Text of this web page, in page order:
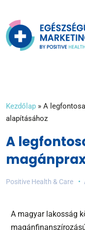
Kezdőlap » A
alapításához
A
Positive Health & Care
A magyar lakosság